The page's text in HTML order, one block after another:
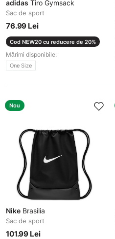
adidas Tiro Gymsack
Sac de sport
76.99 Lei
Cod NEW20 cu reducere de 20%
Mărimi disponibile:
One Size
Nou
Nike Brasilia
Sac de sport
101.99 Lei